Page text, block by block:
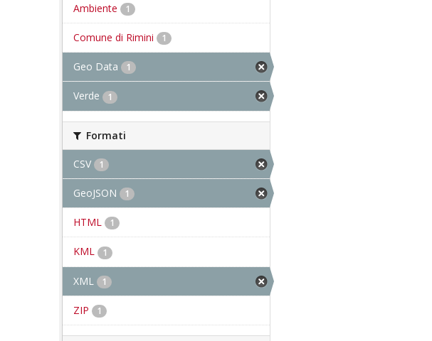
Ambiente 1
Comune di Rimini 1
Geo Data 1
Verde 1
Formati
CSV 1
GeoJSON 1
HTML 1
KML 1
XML 1
ZIP 1